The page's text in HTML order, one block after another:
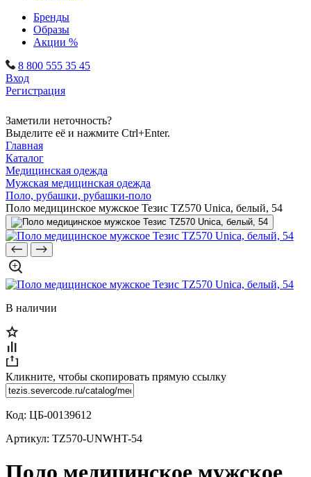
Бренды
Образы
Акции %
8 800 555 35 45
Вход
Регистрация
Заметили неточность?
Выделите её и нажмите Ctrl+Enter.
Главная
Каталог
Медицинская одежда
Мужская медицинская одежда
Поло, рубашки, рубашки-поло
Поло медицинское мужское Тезис TZ570 Unica, белый, 54
В наличии
Кликните, чтобы скопировать прямую ссылку
Код: ЦБ-00139612
Артикул: TZ570-UNWHT-54